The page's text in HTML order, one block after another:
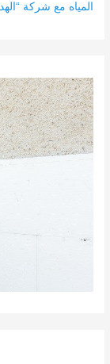
المياه مع شركة